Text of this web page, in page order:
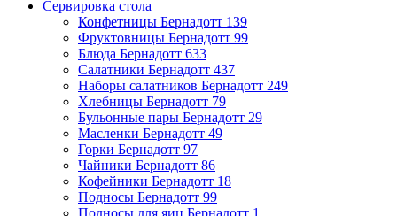
Сервировка стола
Конфетницы Бернадотт 139
Фруктовницы Бернадотт 99
Блюда Бернадотт 633
Салатники Бернадотт 437
Наборы салатников Бернадотт 249
Хлебницы Бернадотт 79
Бульонные пары Бернадотт 29
Масленки Бернадотт 49
Горки Бернадотт 97
Чайники Бернадотт 86
Кофейники Бернадотт 18
Подносы Бернадотт 99
Подносы для яиц Бернадотт 1